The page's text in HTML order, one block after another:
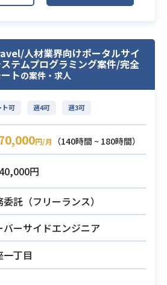
：実務経験3年以上
～テスト実施までの開発経験
度のチームのリーダーの経験(P
)
スキル：
ームワーク：Spring Boot
ント：JavaScript、jQuery
ルウエア：Solr / Redis / Cassan
いずれか
ワークを利用した開発経験、AW
礎知識もあると即ご活躍いただ
す。
スキル(必須)
ワークを利用した開発経験 2 年
git を利用した開発経験
を利用した開発経験
キテクトを担当した開発経験
人材業界向けポータルサイ
テムプログラミング案件/完全
トの案件・求人
ト可 週4可 週3可
円/月
（140時間 ~ 180時間）
円
委託（フリーランス）
バーサイドエンジニア
一丁目